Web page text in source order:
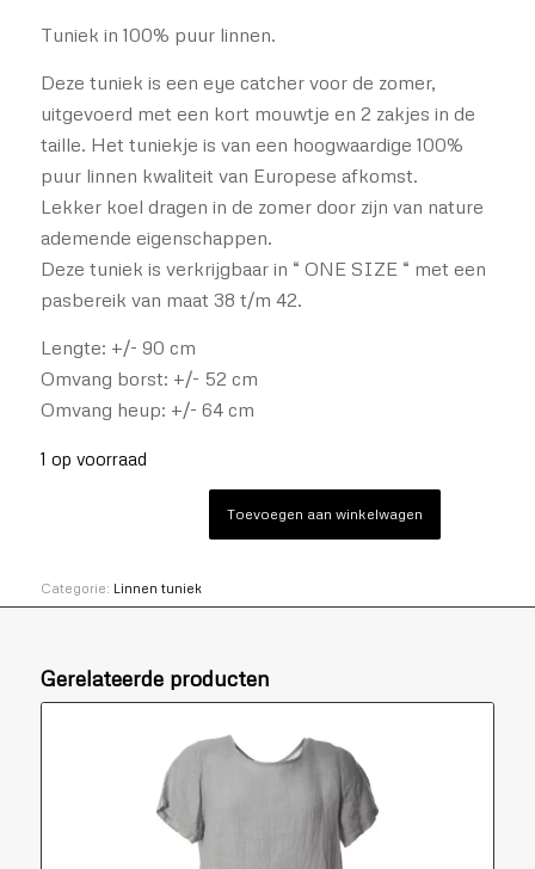
Tuniek in 100% puur linnen.
Deze tuniek is een eye catcher voor de zomer,
uitgevoerd met een kort mouwtje en 2 zakjes in de
taille. Het tuniekje is van een hoogwaardige 100%
puur linnen kwaliteit van Europese afkomst.
Lekker koel dragen in de zomer door zijn van nature
ademende eigenschappen.
Deze tuniek is verkrijgbaar in “ ONE SIZE “ met een
pasbereik van maat 38 t/m 42.
Lengte: +/- 90 cm
Omvang borst: +/- 52 cm
Omvang heup: +/- 64 cm
1 op voorraad
Toevoegen aan winkelwagen
Categorie: Linnen tuniek
Gerelateerde producten